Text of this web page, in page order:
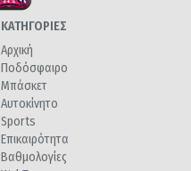
ΚΑΤΗΓΟΡΙΕΣ
Αρχική
Ποδόσφαιρο
Μπάσκετ
Αυτοκίνητο
Sports
Επικαιρότητα
Βαθμολογίες